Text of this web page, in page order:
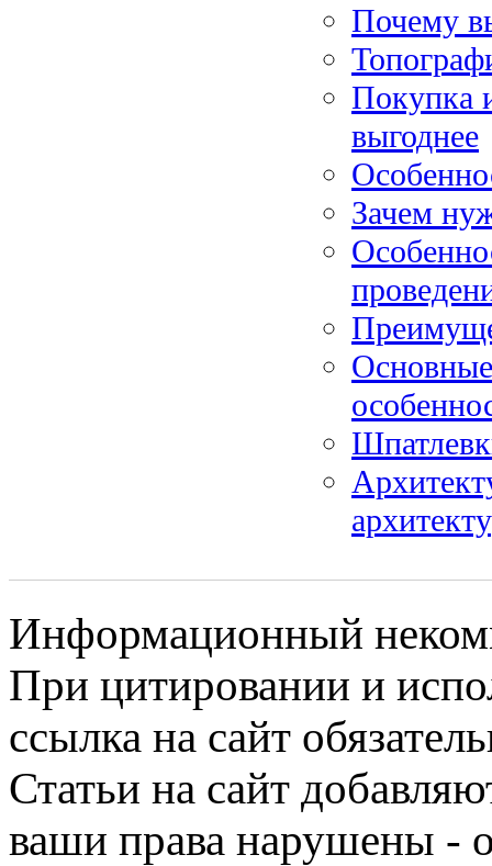
Почему
Покупка
выгоднее
Зачем
Информационный
При цитировании и
ссылка на сайт
Статьи на сайт
ваши права нарушены -